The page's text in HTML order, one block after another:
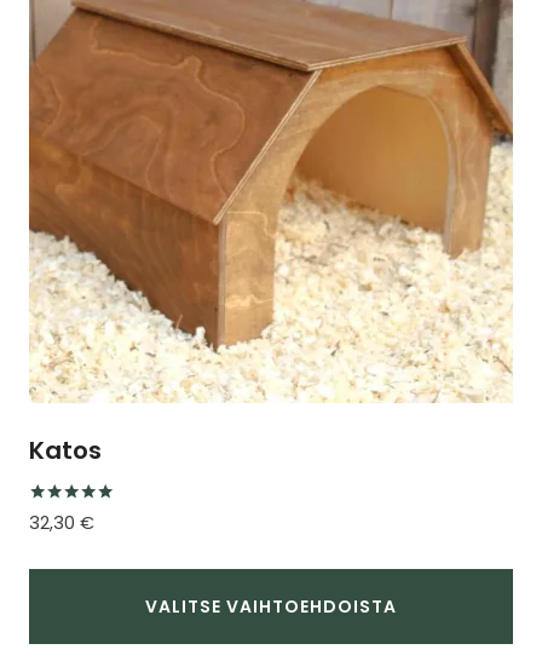
muunnelma.
Voit
valinnat
tuotteen
sivulla.
Katos
Arvostelu
tuotteesta:
/ 5
32,30 €
VALITSE VAIHTOEHDOISTA